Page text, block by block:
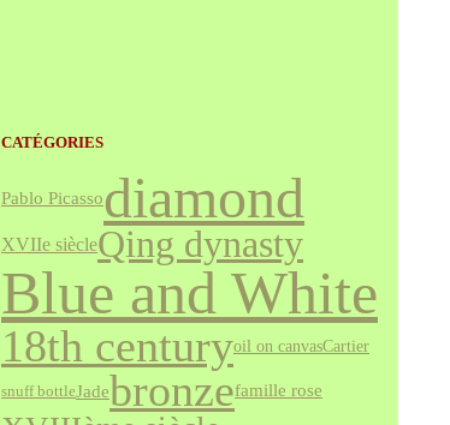
CATÉGORIES
Pablo Picassodiamond
XVIIe siècleQing dynasty
Blue and White
18th centuryoil on canvasCartier
snuff bottleJadebronzefamille rose